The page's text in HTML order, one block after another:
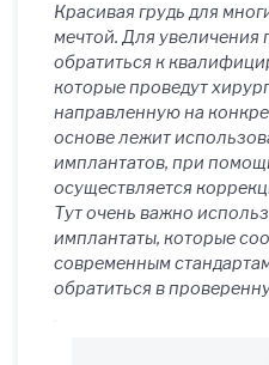
Красивая грудь для
мечтой. Для увеличения
обратиться к
которые проведут
направленную на
основе лежит
имплантатов, при
осуществляется
Тут очень важно
имплантаты, которые
современным
обратиться в